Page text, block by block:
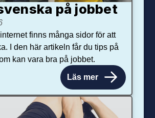
på jobbet
finns många sidor för att
I den här artikeln får du tips på
kan vara bra på jobbet.
Läs mer